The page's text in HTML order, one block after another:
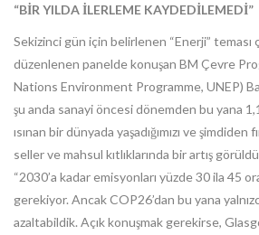
“BİR YILDA İLERLEME KAYDEDİLEMEDİ”
Sekizinci gün için belirlenen “Enerji”
düzenlenen panelde konuşan BM Çevre
Nations Environment Programme, UNEP)
şu anda sanayi öncesi dönemden bu yana
ısınan bir dünyada yaşadığımızı ve şimdiden
seller ve mahsul kıtlıklarında bir artış
“2030’a kadar emisyonları yüzde 30 ila 45
gerekiyor. Ancak COP26’dan bu yana
azaltabildik. Açık konuşmak gerekirse,